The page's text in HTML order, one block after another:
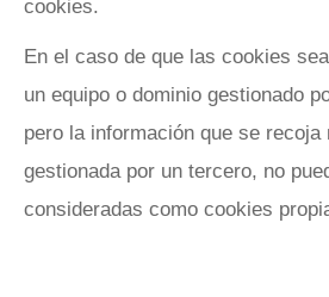
cookies.
En el caso de que las cookies
un equipo o dominio gestionado
pero la información que se
gestionada por un tercero, no
consideradas como cookies